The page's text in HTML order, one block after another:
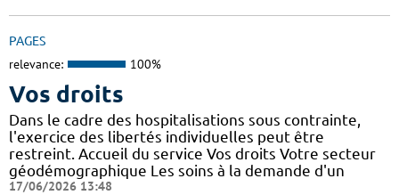
PAGES
relevance: 100%
Vos droits
Dans le cadre des hospitalisations sous contrainte,
l'exercice des libertés individuelles peut être
restreint. Accueil du service Vos droits Votre secteur
géodémographique Les soins à la demande d'un
17/06/2026 13:48